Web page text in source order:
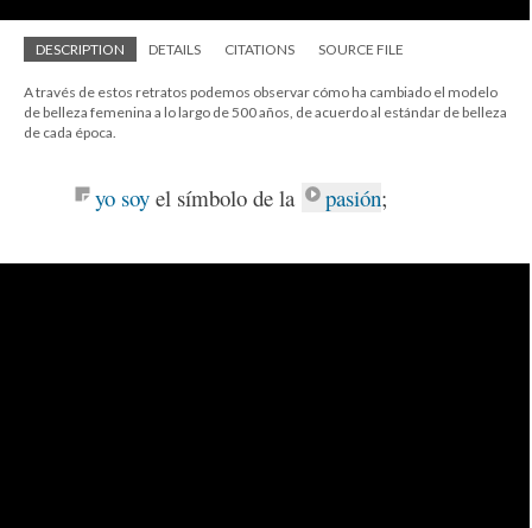
DESCRIPTION DETAILS CITATIONS SOURCE FILE
A través de estos retratos podemos observar cómo ha cambiado el modelo
de belleza femenina a lo largo de 500 años, de acuerdo al estándar de belleza
de cada época.
yo soy el símbolo de la pasión;